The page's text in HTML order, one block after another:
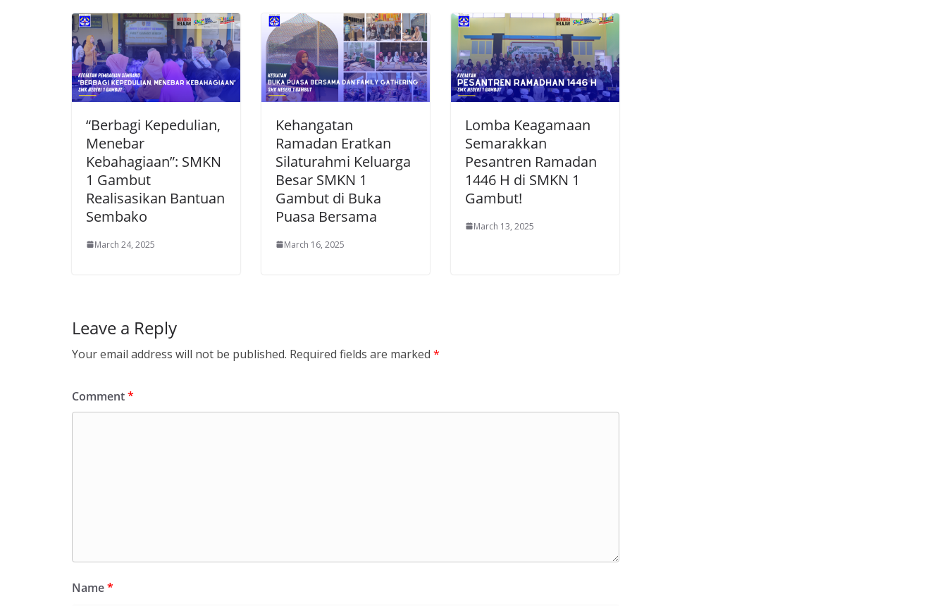
“Berbagi Kepedulian,
Menebar
Kebahagiaan”: SMKN
1 Gambut
Realisasikan Bantuan
Sembako
March 24, 2025
Kehangatan
Ramadan Eratkan
Silaturahmi Keluarga
Besar SMKN 1
Gambut di Buka
Puasa Bersama
March 16, 2025
Lomba Keagamaan
Semarakkan
Pesantren Ramadan
1446 H di SMKN 1
Gambut!
March 13, 2025
Leave a Reply
Your email address will not be published. Required fields are marked *
Comment*
Name*